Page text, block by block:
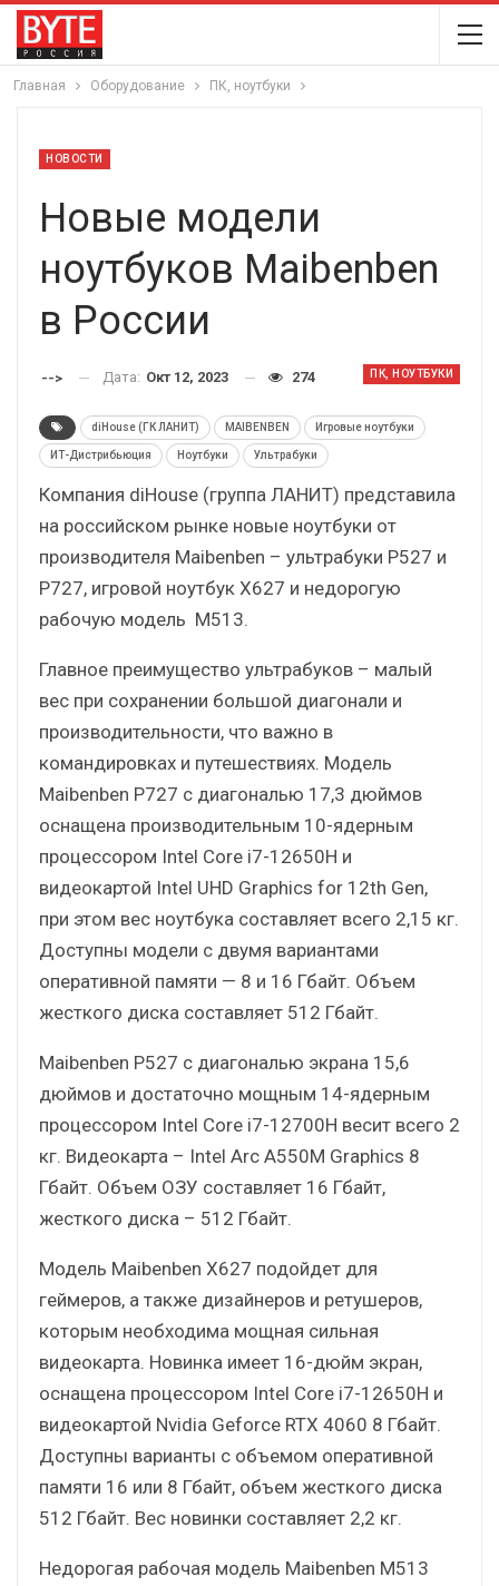
Главная Оборудование ПК, ноутбуки
НОВОСТИ
Новые модели
ноутбуков Maibenben
в России
ПК, НОУТБУКИ
--> Дата: Окт 12, 2023 274
diHouse (ГК ЛАНИТ) MAIBENBEN Игровые ноутбуки
ИТ-Дистрибьюция Ноутбуки Ультрабуки
Компания diHouse (группа ЛАНИТ) представила
на российском рынке новые ноутбуки от
производителя Maibenben – ультрабуки Р527 и
Р727, игровой ноутбук Х627 и недорогую
рабочую модель М513.
Главное преимущество ультрабуков – малый
вес при сохранении большой диагонали и
производительности, что важно в
командировках и путешествиях. Модель
Maibenben Р727 с диагональю 17,3 дюймов
оснащена производительным 10-ядерным
процессором Intel Core i7-12650H и
видеокартой Intel UHD Graphics for 12th Gen,
при этом вес ноутбука составляет всего 2,15 кг.
Доступны модели с двумя вариантами
оперативной памяти — 8 и 16 Гбайт. Объем
жесткого диска составляет 512 Гбайт.
Maibenben Р527 с диагональю экрана 15,6
дюймов и достаточно мощным 14-ядерным
процессором Intel Core i7-12700H весит всего 2
кг. Видеокарта – Intel Arc A550M Graphics 8
Гбайт. Объем ОЗУ составляет 16 Гбайт,
жесткого диска – 512 Гбайт.
Модель Maibenben Х627 подойдет для
геймеров, а также дизайнеров и ретушеров,
которым необходима мощная сильная
видеокарта. Новинка имеет 16-дюйм экран,
оснащена процессором Intel Core i7-12650H и
видеокартой Nvidia Geforce RTX 4060 8 Гбайт.
Доступны варианты с объемом оперативной
памяти 16 или 8 Гбайт, объем жесткого диска
512 Гбайт. Вес новинки составляет 2,2 кг.
Недорогая рабочая модель Maibenben М513